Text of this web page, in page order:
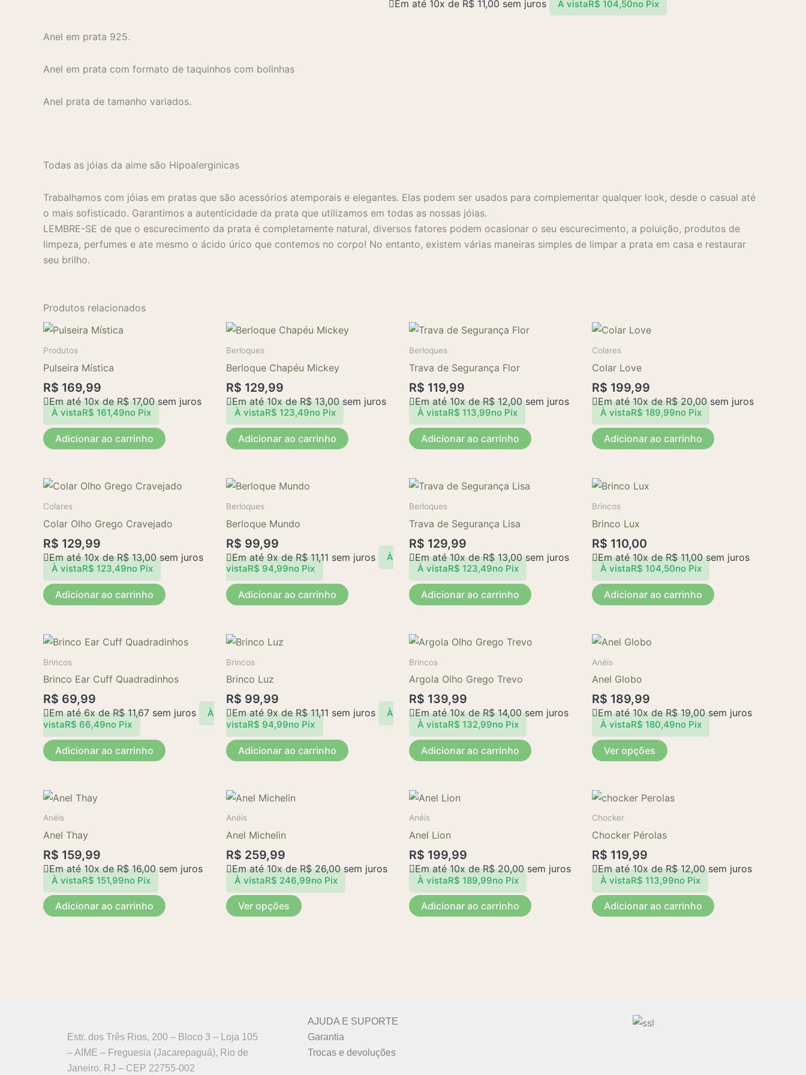
Em até 10x de R$ 11,00 sem juros À vistaR$ 104,50no Pix
Anel em prata 925.
Anel em prata com formato de taquinhos com bolinhas
Anel prata de tamanho variados.
Todas as jóias da aime são Hipoalerginicas
Trabalhamos com jóias em pratas que são acessórios atemporais e elegantes. Elas podem ser usados para complementar qualquer look, desde o casual até
o mais sofisticado. Garantimos a autenticidade da prata que utilizamos em todas as nossas jóias.
LEMBRE-SE de que o escurecimento da prata é completamente natural, diversos fatores podem ocasionar o seu escurecimento, a poluição, produtos de
limpeza, perfumes e ate mesmo o ácido úrico que contemos no corpo! No entanto, existem várias maneiras simples de limpar a prata em casa e restaurar
seu brilho.
Produtos relacionados
Produtos
Pulseira Mística
R$ 169,99
Em até 10x deR$17,00sem juros
À vistaR$ 161,49no Pix
Adicionar ao carrinho
Berloques
Berloque Chapéu Mickey
R$ 129,99
Em até 10x deR$13,00sem juros
À vistaR$ 123,49no Pix
Adicionar ao carrinho
Berloques
Trava de Segurança Flor
R$ 119,99
Em até 10x deR$12,00sem juros
À vistaR$ 113,99no Pix
Adicionar ao carrinho
Colares
Colar Love
R$ 199,99
Em até 10x deR$20,00sem juros
À vistaR$ 189,99no Pix
Adicionar ao carrinho
Colares
Colar Olho Grego Cravejado
R$ 129,99
Em até 10x deR$13,00sem juros
À vistaR$ 123,49no Pix
Adicionar ao carrinho
Berloques
Berloque Mundo
R$ 99,99
Em até 9x deR$11,11 sem juros
À
vistaR$ 94,99no Pix
Adicionar ao carrinho
Berloques
Trava de Segurança Lisa
R$ 129,99
Em até 10x deR$13,00sem juros
À vistaR$ 123,49no Pix
Adicionar ao carrinho
Brincos
Brinco Lux
R$ 110,00
Em até 10x deR$11,00sem juros
À vistaR$ 104,50no Pix
Adicionar ao carrinho
Brincos
Brinco Ear Cuff Quadradinhos
R$ 69,99
Em até 6x deR$11,67 sem juros
À
vistaR$ 66,49no Pix
Adicionar ao carrinho
Brincos
Brinco Luz
R$ 99,99
Em até 9x deR$11,11 sem juros
À
vistaR$ 94,99no Pix
Adicionar ao carrinho
Brincos
Argola Olho Grego Trevo
R$ 139,99
Em até 10x deR$14,00sem juros
À vistaR$ 132,99no Pix
Adicionar ao carrinho
Anéis
Anel Globo
R$ 189,99
Em até 10x deR$19,00sem juros
À vistaR$ 180,49no Pix
Ver opções
As
opções
podem
na
Anéis
Anel Thay
R$ 159,99
Em até 10x deR$16,00sem juros
À vistaR$ 151,99no Pix
Adicionar ao carrinho
Anéis
Anel Michelin
R$ 259,99
Em até 10x deR$26,00sem juros
À vistaR$ 246,99no Pix
Ver opções
As
opções
podem
Anéis
Anel Lion
R$ 199,99
Em até 10x deR$20,00sem juros
À vistaR$ 189,99no Pix
Adicionar ao carrinho
Chocker
Chocker Pérolas
R$ 119,99
Em até 10x deR$12,00sem juros
À vistaR$ 113,99no Pix
Adicionar ao carrinho
Estr. dos Três Rios, 200 – Bloco 3 – Loja 105
– AIME – Freguesia (Jacarepaguá), Rio de
Janeiro, RJ – CEP 22755-002
AJUDA E SUPORTE
Garantia
Trocas e devoluções